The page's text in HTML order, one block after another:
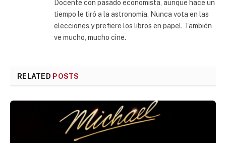
Docente con pasado economista, aunque hace un
tiempo le tiró a la astronomía. Nunca vota en las
elecciones y prefiere los libros en papel. También
ve mucho, mucho cine.
RELATED POSTS